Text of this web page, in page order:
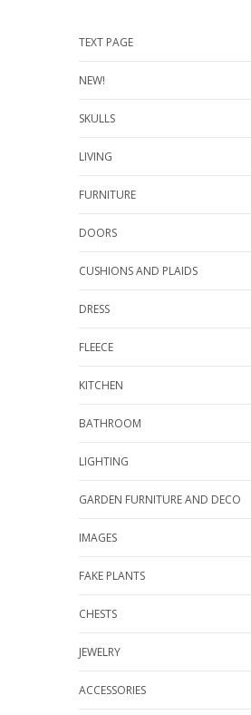
TEXT PAGE
NEW!
SKULLS
LIVING
FURNITURE
DOORS
CUSHIONS AND PLAIDS
DRESS
FLEECE
KITCHEN
BATHROOM
LIGHTING
GARDEN FURNITURE AND DECO
IMAGES
FAKE PLANTS
CHESTS
JEWELRY
ACCESSORIES